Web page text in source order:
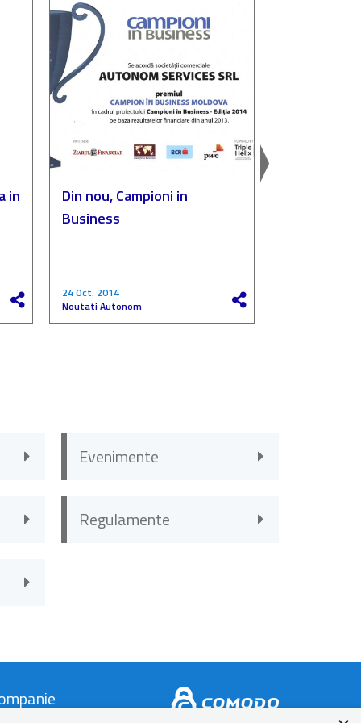
in
Din nou, Campioni in
Business
24 Oct. 2014
Noutati Autonom
Evenimente
Regulamente